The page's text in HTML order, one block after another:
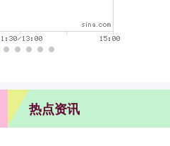
热点资讯